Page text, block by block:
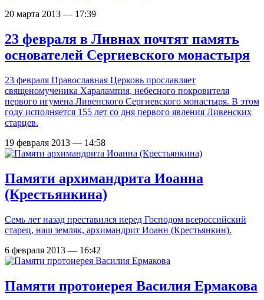
20 марта 2013 — 17:39
23 февраля в Ливнах почтят память
основателей Сергиевского монастыря
23 февраля Православная Церковь прославляет
священомученика Харалампия, небесного покровителя
первого игумена Ливенского Сергиевского монастыря. В этом
году исполняется 155 лет со дня первого явления Ливенских
старцев.
19 февраля 2013 — 14:58
Памяти архимандрита Иоанна
(Крестьянкина)
Семь лет назад преставился перед Господом всероссийский
старец, наш земляк, архимандрит Иоанн (Крестьянкин).
6 февраля 2013 — 16:42
Памяти протоиерея Василия Ермакова